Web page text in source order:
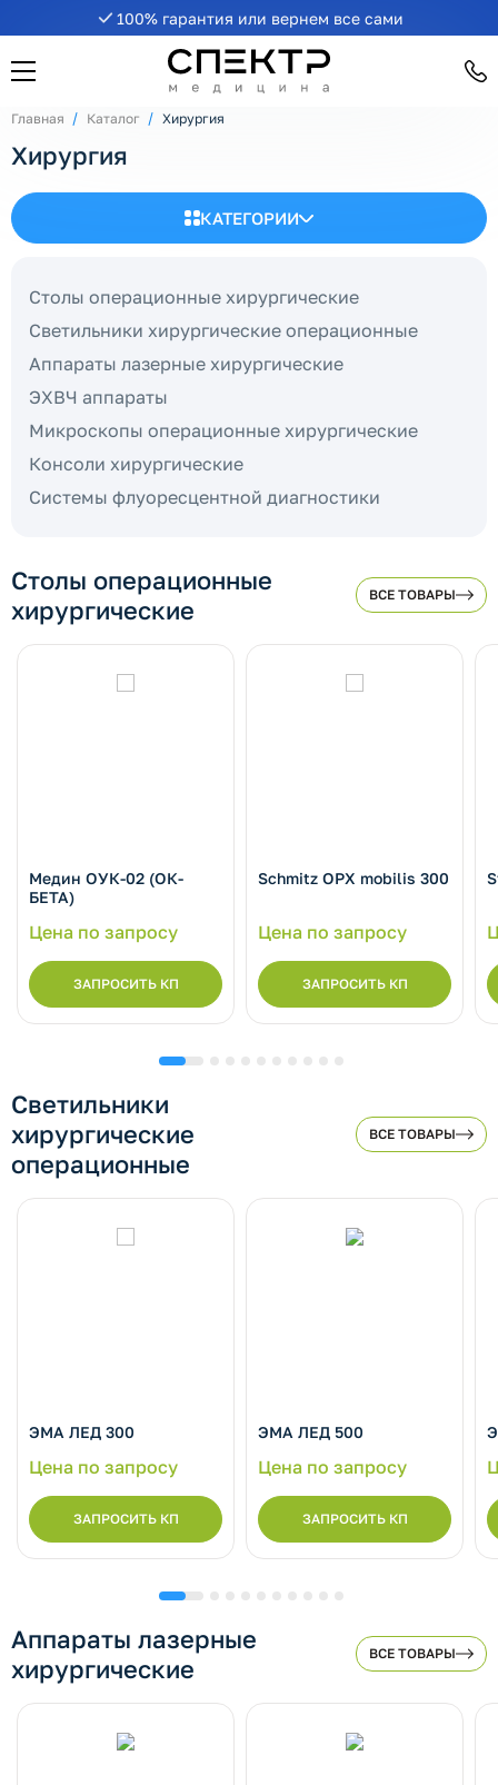
100% гарантия или вернем все сами
Главная Каталог Хирургия
Хирургия
КАТЕГОРИИ
Столы операционные хирургические
Светильники хирургические операционные
Аппараты лазерные хирургические
ЭХВЧ аппараты
Микроскопы операционные хирургические
Консоли хирургические
Системы флуоресцентной диагностики
Столы операционные
хирургические
ВСЕ ТОВАРЫ
Медин ОУК-02 (ОК-
БЕТА)
Цена по запросу
ЗАПРОСИТЬ КП
Schmitz OPX mobilis 300
Цена по запросу
ЗАПРОСИТЬ КП
Светильники
хирургические
операционные
ВСЕ ТОВАРЫ
ЭМА ЛЕД 300
Цена по запросу
ЗАПРОСИТЬ КП
ЭМА ЛЕД 500
Цена по запросу
ЗАПРОСИТЬ КП
Аппараты лазерные
хирургические
ВСЕ ТОВАРЫ